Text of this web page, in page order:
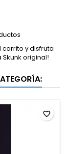
carrito y disfruta
original!
favorite_border